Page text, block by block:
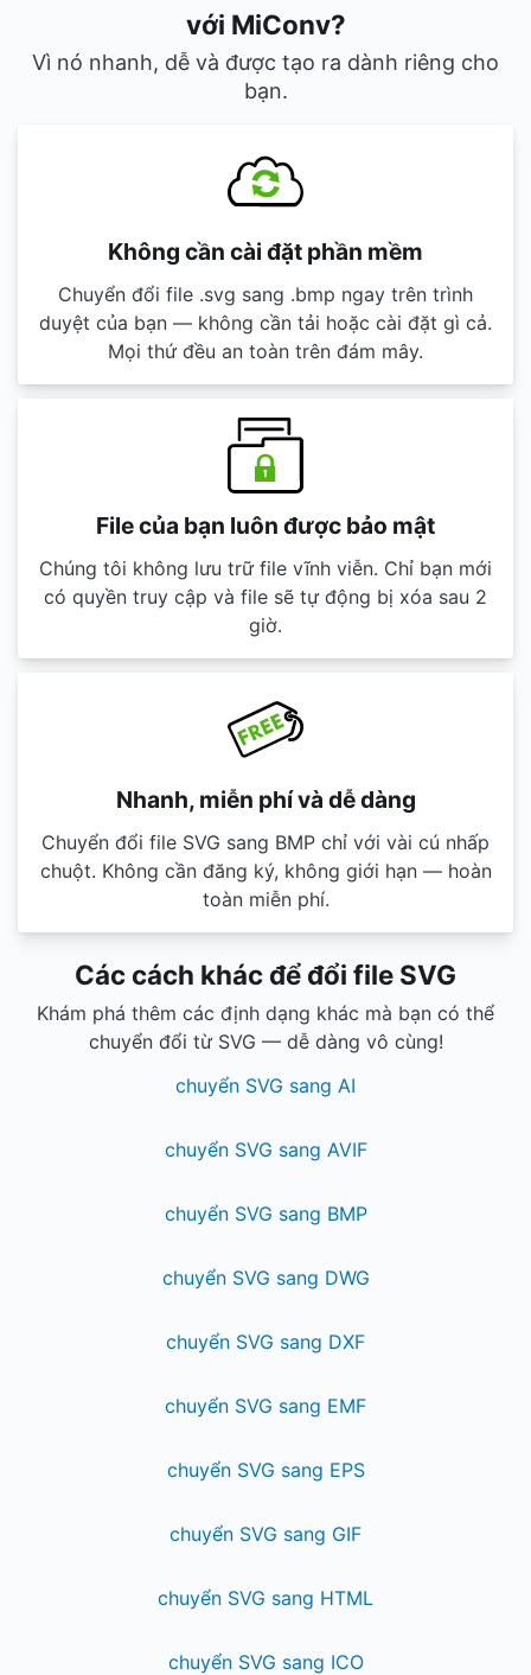
với MiConv?
Vì nó nhanh, dễ và được tạo ra dành riêng cho
bạn.
Không cần cài đặt phần mềm
Chuyển đổi file .svg sang .bmp ngay trên trình
duyệt của bạn — không cần tải hoặc cài đặt gì cả.
Mọi thứ đều an toàn trên đám mây.
File của bạn luôn được bảo mật
Chúng tôi không lưu trữ file vĩnh viễn. Chỉ bạn mới
có quyền truy cập và file sẽ tự động bị xóa sau 2
giờ.
Nhanh, miễn phí và dễ dàng
Chuyển đổi file SVG sang BMP chỉ với vài cú nhấp
chuột. Không cần đăng ký, không giới hạn — hoàn
toàn miễn phí.
Các cách khác để đổi file SVG
Khám phá thêm các định dạng khác mà bạn có thể
chuyển đổi từ SVG — dễ dàng vô cùng!
chuyển SVG sang AI
chuyển SVG sang AVIF
chuyển SVG sang BMP
chuyển SVG sang DWG
chuyển SVG sang DXF
chuyển SVG sang EMF
chuyển SVG sang EPS
chuyển SVG sang GIF
chuyển SVG sang HTML
chuyển SVG sang ICO